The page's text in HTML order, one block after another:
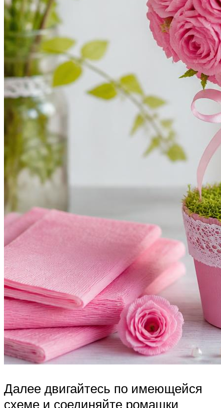
Далее двигайтесь по имеющейся
схеме и соединяйте ромашки